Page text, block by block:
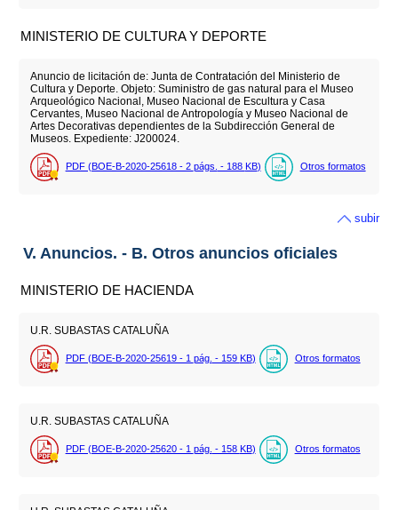
MINISTERIO DE CULTURA Y DEPORTE
Anuncio de licitación de: Junta de Contratación del Ministerio de
Cultura y Deporte. Objeto: Suministro de gas natural para el Museo
Arqueológico Nacional, Museo Nacional de Escultura y Casa
Cervantes, Museo Nacional de Antropología y Museo Nacional de
Artes Decorativas dependientes de la Subdirección General de
Museos. Expediente: J200024.
PDF (BOE-B-2020-25618 - 2 págs. - 188 KB) Otros formatos
subir
V. Anuncios. - B. Otros anuncios oficiales
MINISTERIO DE HACIENDA
U.R. SUBASTAS CATALUÑA
PDF (BOE-B-2020-25619 - 1 pág. - 159 KB) Otros formatos
U.R. SUBASTAS CATALUÑA
PDF (BOE-B-2020-25620 - 1 pág. - 158 KB) Otros formatos